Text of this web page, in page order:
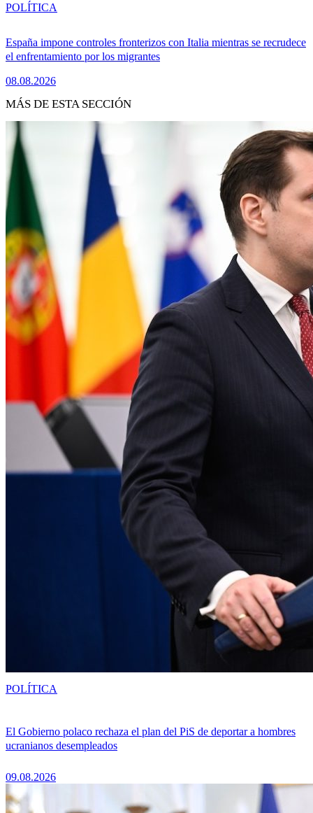
España impone controles fronterizos con Italia mientras se recrudece
el enfrentamiento por los migrantes
08.08.2026
POLÍTICA
MÁS DE ESTA SECCIÓN
El Gobierno polaco rechaza el plan del PiS de deportar a hombres
ucranianos desempleados
09.08.2026
POLÍTICA